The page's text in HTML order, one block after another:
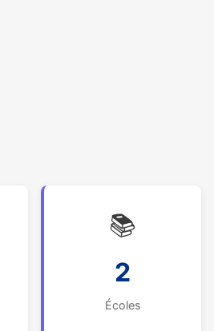
📚
2
Écoles